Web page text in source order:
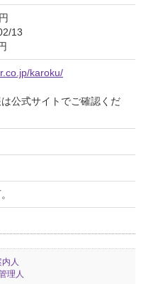
13
karoku/
公式サイトでご確認くだ
人
理人